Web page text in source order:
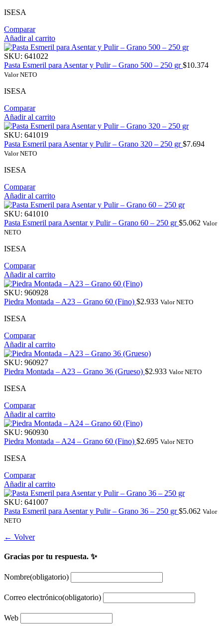
ISESA
Comparar
Añadir al carrito
SKU: 641022
Pasta Esmeril para Asentar y Pulir – Grano 500 – 250 gr$10.374
Valor NETO
ISESA
Comparar
Añadir al carrito
SKU: 641019
Pasta Esmeril para Asentar y Pulir – Grano 320 – 250 gr$7.694
Valor NETO
ISESA
Comparar
Añadir al carrito
SKU: 641010
Pasta Esmeril para Asentar y Pulir – Grano 60 – 250 gr$5.062 Valor
NETO
ISESA
Comparar
Añadir al carrito
SKU: 960928
Piedra Montada – A23 – Grano 60 (Fino) $2.933 Valor NETO
ISESA
Comparar
Añadir al carrito
SKU: 960927
Piedra Montada – A23 – Grano 36 (Grueso) $2.933 Valor NETO
ISESA
Comparar
Añadir al carrito
SKU: 960930
Piedra Montada – A24 – Grano 60 (Fino) $2.695 Valor NETO
ISESA
Comparar
Añadir al carrito
SKU: 641007
Pasta Esmeril para Asentar y Pulir – Grano 36 – 250 gr$5.062 Valor
NETO
← Volver
Gracias por tu respuesta. ✨
Nombre(obligatorio)
Correo electrónico(obligatorio)
Web